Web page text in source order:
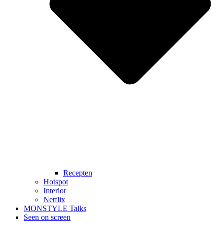
Recepten
Hotspot
Interior
Netflix
MONSTYLE Talks
Seen on screen